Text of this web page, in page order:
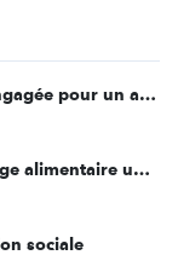
Mobilité sociale : la fondation Transdev engagée pour un accompagnement à 360° des publics fragilisés
Emploi : faire de la lutte contre le gaspillage alimentaire un tremplin vers l’insertion professionnelle
sociale